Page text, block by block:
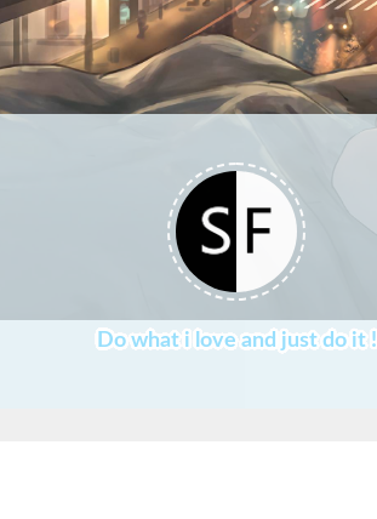
Do what i love and just do it !